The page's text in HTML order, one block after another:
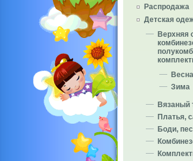
Распродажа
Детская
Верхняя
Зима
Вязаный
Платья,
Боди,